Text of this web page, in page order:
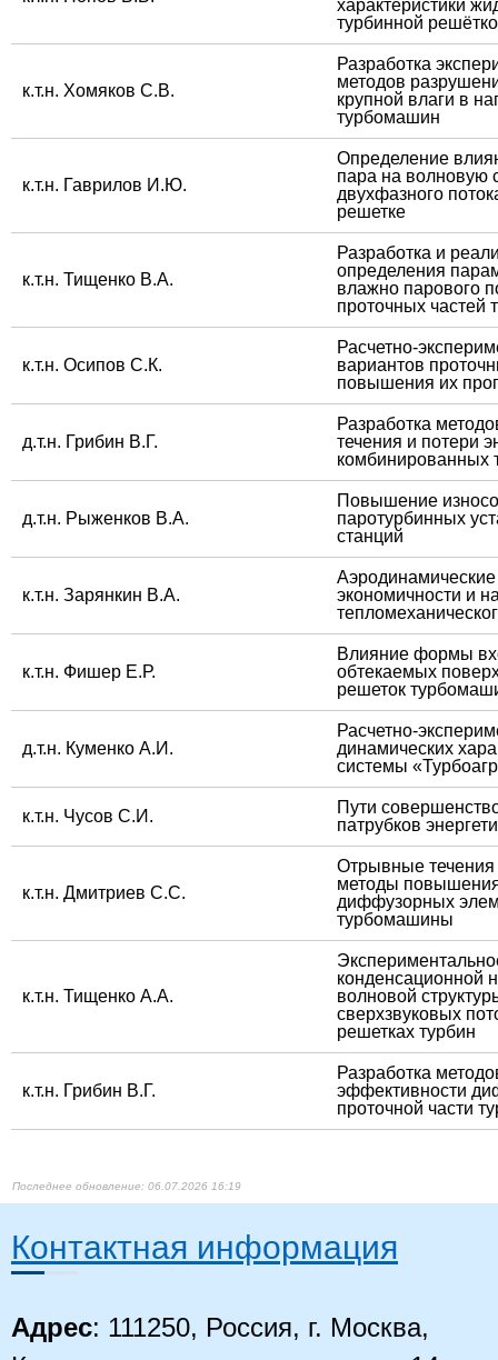
характеристики
турбинной
​к.т.н. Хомяков С.В.
​Разработка
методов
крупной влаги в
турбомашин
​к.т.н. Гаврилов И.Ю.
​Определение
пара на волновую
двухфазного
решетке
​к.т.н. Тищенко В.А.
​Разработка и
определения
влажно парового
проточных
​к.т.н. Осипов С.К.
​Расчетно-
вариантов
повышения их
​д.т.н. Грибин В.Г.
​Разработка
течения и потери
комбинированных
​д.т.н. Рыженков В.А.
​Повышение
паротурбинных
станций
​к.т.н. Зарянкин В.А.
экономичности и
​к.т.н. Фишер Е.Р.
​Влияние формы
обтекаемых
решеток
​д.т.н. Куменко А.И.
​Расчетно-
динамических
системы
​к.т.н. Чусов С.И.
​Пути
патрубков
​к.т.н. Дмитриев С.С.
​Отрывные
методы
диффузорных
турбомашины
​к.т.н. Тищенко А.А.
конденсационной
волновой
сверхзвуковых
решетках турбин
​к.т.н. Грибин В.Г.
​Разработка
эффективности
проточной части
06.07.2026 16:19
Контактная информация
Адрес: 111250, Россия, г. Москва,